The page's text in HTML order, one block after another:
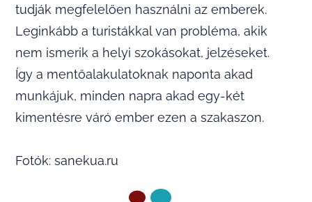
tudják megfelelően használni az emberek.
Leginkább a turistákkal van probléma, akik
nem ismerik a helyi szokásokat, jelzéseket.
Így a mentőalakulatoknak naponta akad
munkájuk, minden napra akad egy-két
kimentésre váró ember ezen a szakaszon.
Fotók: sanekua.ru